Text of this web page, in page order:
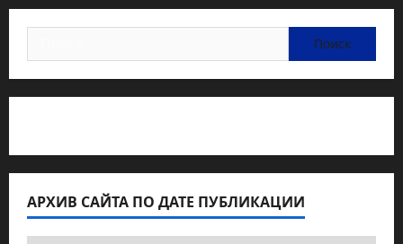
АРХИВ САЙТА ПО ДАТЕ ПУБЛИКАЦИИ